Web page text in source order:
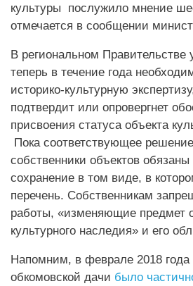
культуры послужило мнение
отмечается в сообщении
В региональном Правительстве
теперь в течение года
историко-культурную
подтвердит или опровергнет
присвоения статуса объекта
Пока соответствующее
собственники объектов
сохранение в том виде, в
перечень. Собственникам
работы, «изменяющие предмет
культурного наследия» и его
Напомним, в феврале 2018
обкомовской дачи было